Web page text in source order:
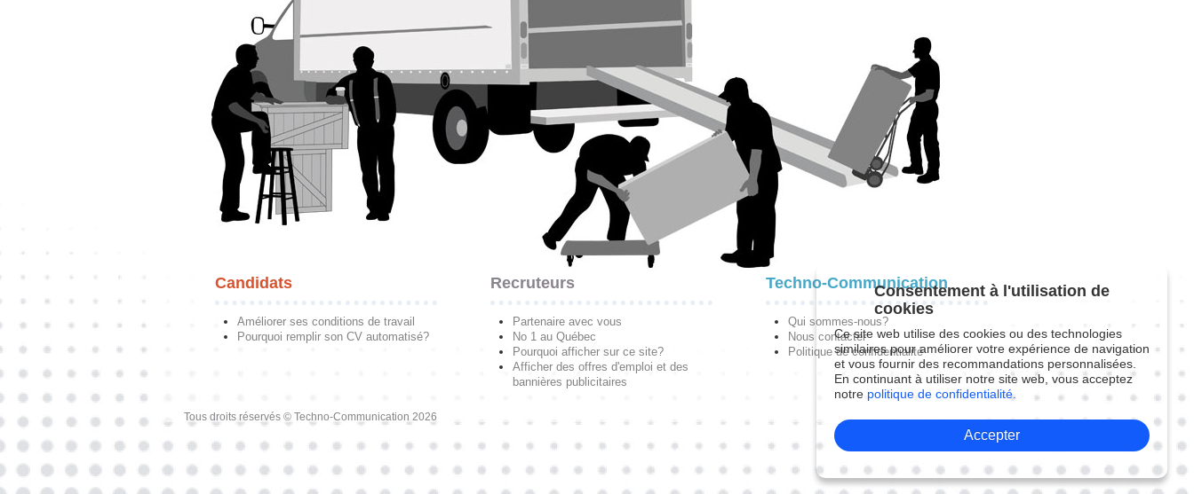
Candidats
Améliorer ses conditions de travail
Pourquoi remplir son CV automatisé?
Recruteurs
Partenaire avec vous
No 1 au Québec
Pourquoi afficher sur ce site?
Afficher des offres d'emploi et des
bannières publicitaires
Techno-Communication
Qui sommes-nous?
Nous contacter
Politique de confidentialité
Tous droits réservés © Techno-Communication 2026
Consentement à l'utilisation de
cookies
Ce site web utilise des cookies ou des technologies
similaires pour améliorer votre expérience de navigation
et vous fournir des recommandations personnalisées.
En continuant à utiliser notre site web, vous acceptez
notre politique de confidentialité.
Accepter